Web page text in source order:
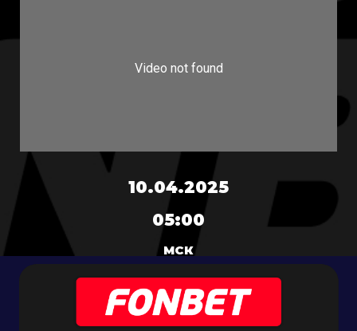
10.04.2025
05:00
МСК